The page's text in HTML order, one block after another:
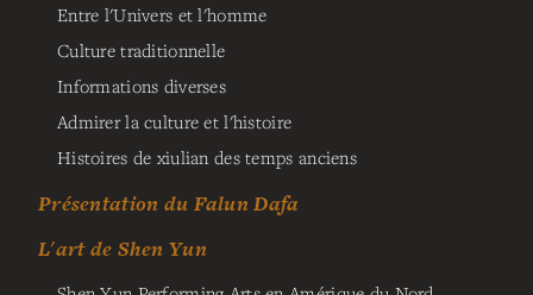
Entre l'Univers et l'homme
Culture traditionnelle
Informations diverses
Admirer la culture et l'histoire
Histoires de xiulian des temps anciens
Présentation du Falun Dafa
L'art de Shen Yun